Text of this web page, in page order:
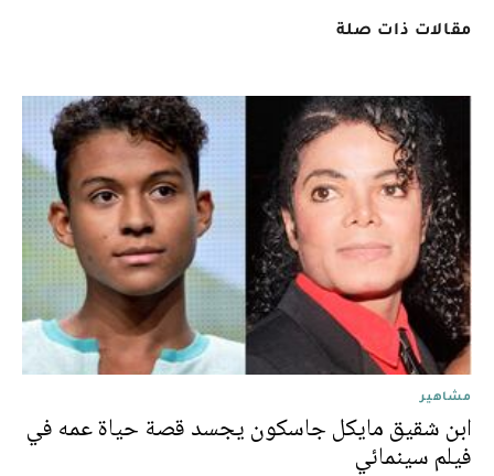
مقالات ذات صلة
مشاهير
ابن شقيق مايكل جاسكون يجسد قصة حياة عمه في
فيلم سينمائي